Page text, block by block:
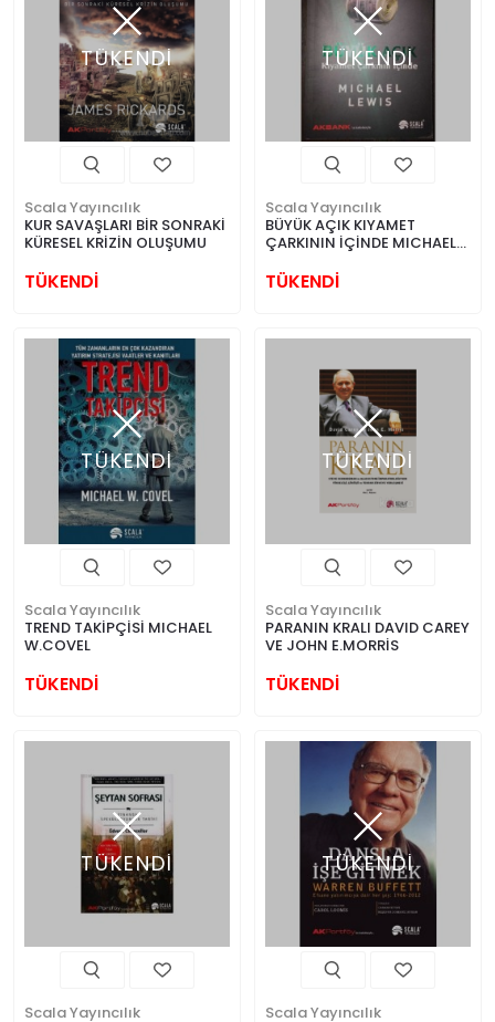
TÜKENDİ
Scala Yayıncılık
KUR SAVAŞLARI BİR SONRAKİ
KÜRESEL KRİZİN OLUŞUMU
TÜKENDİ
TÜKENDİ
Scala Yayıncılık
BÜYÜK AÇIK KIYAMET
ÇARKININ İÇİNDE MICHAEL
TÜKENDİ
TÜKENDİ
Scala Yayıncılık
TREND TAKİPÇİSİ MICHAEL
W.COVEL
TÜKENDİ
TÜKENDİ
Scala Yayıncılık
PARANIN KRALI DAVID CAREY
VE JOHN E.MORRİS
TÜKENDİ
TÜKENDİ
Scala Yayıncılık
TÜKENDİ
Scala Yayıncılık